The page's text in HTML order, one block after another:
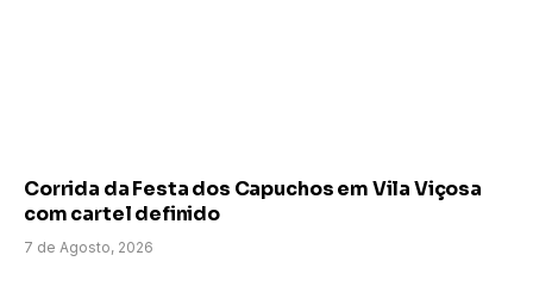
Corrida da Festa dos Capuchos em Vila Viçosa
com cartel definido
7 de Agosto, 2026